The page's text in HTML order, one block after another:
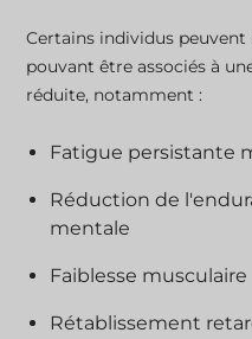
Certains individus
pouvant être associés à
réduite, notamment :
Fatigue persistante
Réduction de
mentale
Faiblesse musculaire
Rétablissement